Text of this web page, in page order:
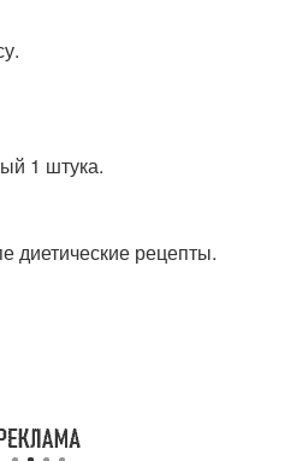
1 штука.
диетические рецепты.